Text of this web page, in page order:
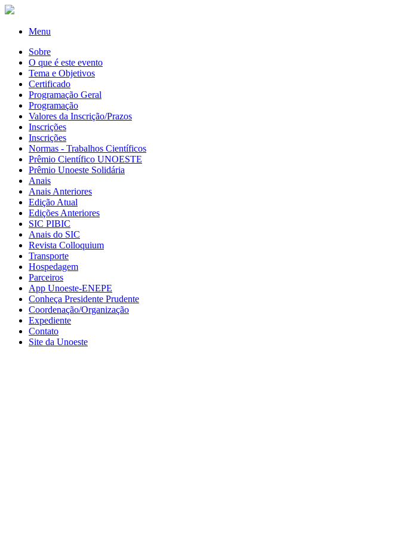
Menu
Sobre
O que é este evento
Tema e Objetivos
Certificado
Programação Geral
Programação
Valores da Inscrição/Prazos
Inscrições
Inscrições
Normas - Trabalhos Científicos
Prêmio Científico UNOESTE
Prêmio Unoeste Solidária
Anais
Anais Anteriores
Edição Atual
Edições Anteriores
SIC PIBIC
Anais do SIC
Revista Colloquium
Transporte
Hospedagem
Parceiros
App Unoeste-ENEPE
Conheça Presidente Prudente
Coordenação/Organização
Expediente
Contato
Site da Unoeste